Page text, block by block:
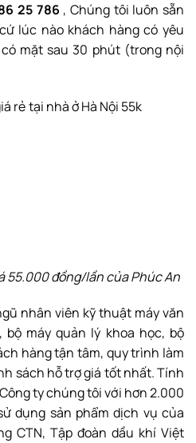
25 786 , Chúng tôi luôn sẵn
lúc nào khách hàng có yêu
mặt sau 30 phút (trong nội
55.000 đồng/lần của Phúc An
nhân viên kỹ thuật máy văn
bộ máy quản lý khoa học, bộ
hàng tận tâm, quy trình làm
sách hỗ trợ giá tốt nhất. Tính
ty chúng tôi với hơn 2.000
dụng sản phẩm dịch vụ của
CTN, Tập đoàn dầu khí Việt